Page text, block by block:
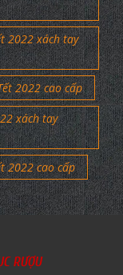
2022 xách tay
2022 cao cấp
xách tay
2022 cao cấp
RƯỢU